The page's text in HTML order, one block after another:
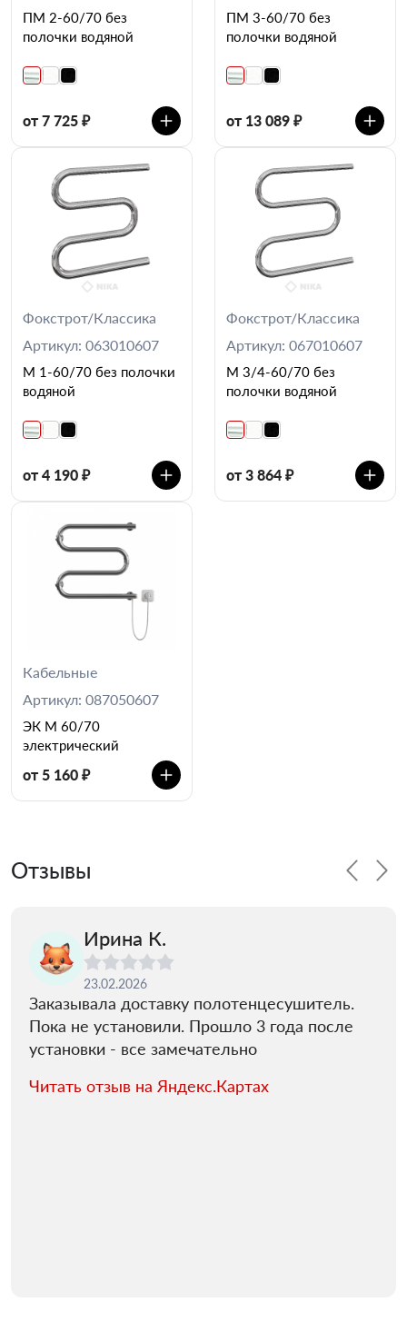
ПМ 2-60/70 без
полочки водяной
от 7 725 ₽
ПМ 3-60/70 без
полочки водяной
от 13 089 ₽
Фокстрот/Классика
Артикул: 063010607
М 1-60/70 без полочки
водяной
от 4 190 ₽
Фокстрот/Классика
Артикул: 067010607
М 3/4-60/70 без
полочки водяной
от 3 864 ₽
Кабельные
Артикул: 087050607
ЭК М 60/70
электрический
от 5 160 ₽
Отзывы
Ирина К.
23.02.2026
Заказывала доставку полотенцесушитель.
Пока не установили. Прошло 3 года после
установки - все замечательно
Читать отзыв на Яндекс.Картах